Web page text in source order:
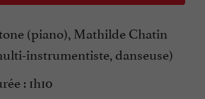
(piano), Mathilde Chatin
instrumentiste, danseuse)
: 1h10